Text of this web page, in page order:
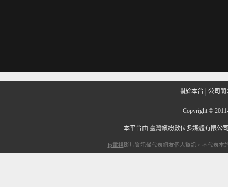
關於本台 公司簡
Copyright ©
本平台由 臺灣繽紛數位多媒體有限公
ip電視影片資訊僅代表網友個人資訊，不代表本